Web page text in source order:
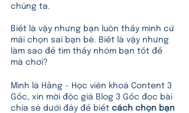
chúng ta.
Biết là vậy nhưng bạn luôn thấy mình cứ
mãi chọn sai bạn bè. Biết là vậy nhưng
làm sao để tìm thấy nhóm bạn tốt để
mà chơi?
Mình là Hằng - Học viên khoá Content 3
Gốc, xin mời độc giả Blog 3 Gốc đọc bài
chia sẻ dưới đây để biết cách chọn bạn